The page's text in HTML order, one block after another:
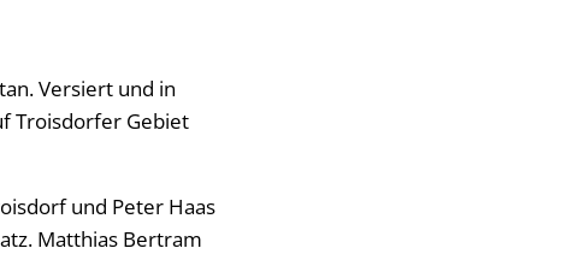
Versiert und in
Troisdorfer Gebiet
und Peter Haas
Matthias Bertram